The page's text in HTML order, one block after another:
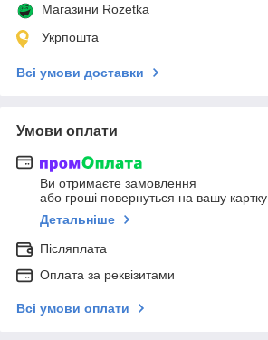
Магазини Rozetka
Укрпошта
Всі умови доставки
Умови оплати
Ви отримаєте замовлення
або гроші повернуться на вашу картку
Детальніше
Післяплата
Оплата за реквізитами
Всі умови оплати